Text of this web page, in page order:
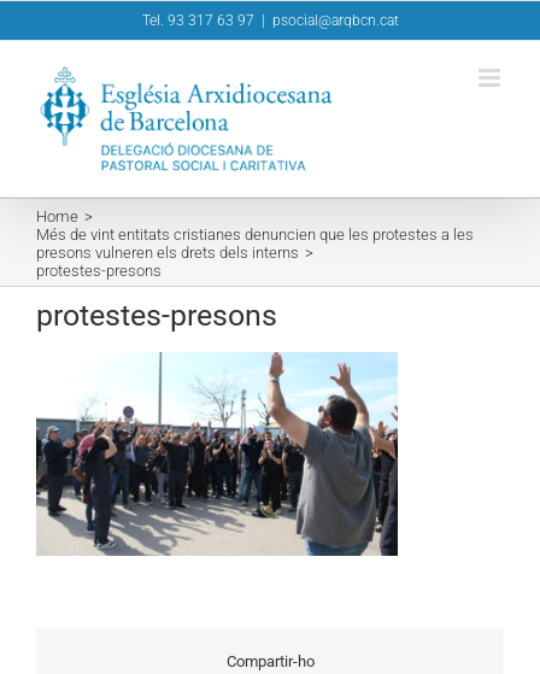
to
Tel. 93 317 63 97 psocial@arqbcn.cat
Home
Més de vint entitats cristianes denuncien que les protestes a les
presons vulneren els drets dels interns
protestes-presons
protestes-presons
Compartir-ho